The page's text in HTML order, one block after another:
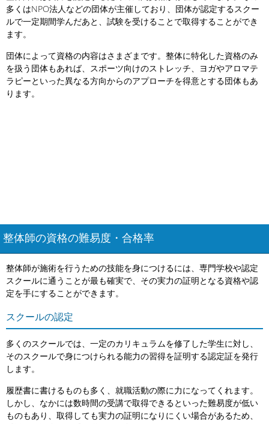
多くはNPO法人などの団体が主催しており、団体が認定するスクー
ルで一定期間学んだあと、試験を受けることで取得することができ
ます。
団体によって資格の内容はさまざまです。整体に特化した資格のみ
を扱う団体もあれば、スポーツ向けのストレッチ、ヨガやアロマテ
ラピーといった異なる方向からのアプローチを得意とする団体もあ
ります。
整体師の資格の難易度・合格率
整体師が施術を行うための技能を身につけるには、専門学校や認定
スクールに通うことが最も確実で、その実力の証明となる資格や認
定を手にすることができます。
スクールの認定
多くのスクールでは、一定のカリキュラムを修了した学生に対し、
そのスクールで身につけられる能力の習得を証明する認定証を発行
します。
履歴書に書けるものも多く、就職活動の際に力になってくれます。
しかし、なかには数時間の受講で取得できるといった難易度が低い
ものもあり、取得しても実力の証明になりにくい場合があるため、